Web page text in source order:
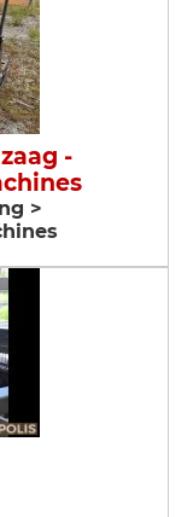
-
>